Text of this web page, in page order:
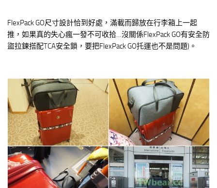
FlexPack GO尺寸設計恰到好處，滿載而歸放在行李箱上一起
推，如果真的失心瘋一發不可收拾…沒關係FlexPack GO有安全防
盜拉鍊搭配TCA安全鎖，要把FlexPack GO托運也不是問題)。